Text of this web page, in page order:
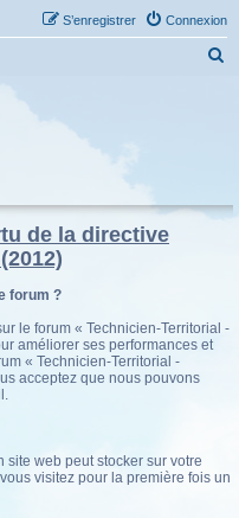
Connexion
S’enregistrer
de la directive
forum ?
le forum « Technicien-Territorial -
améliorer ses performances et
« Technicien-Territorial -
acceptez que nous pouvons
site web peut stocker sur votre
visitez pour la première fois un